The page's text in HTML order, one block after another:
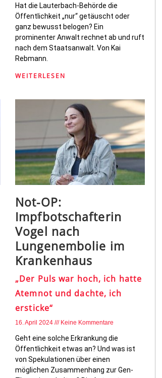
Hat die Lauterbach-Behörde die
Öffentlichkeit „nur“ getäuscht oder
ganz bewusst belogen? Ein
prominenter Anwalt rechnet ab und ruft
nach dem Staatsanwalt. Von Kai
Rebmann.
WEITERLESEN
Not-OP:
Impfbotschafterin
Vogel nach
Lungenembolie im
Krankenhaus
„Der Puls war hoch, ich hatte
Atemnot und dachte, ich
ersticke“
16. April 2024 Keine Kommentare
Geht eine solche Erkrankung die
Öffentlichkeit etwas an? Und was ist
von Spekulationen über einen
möglichen Zusammenhang zur Gen-